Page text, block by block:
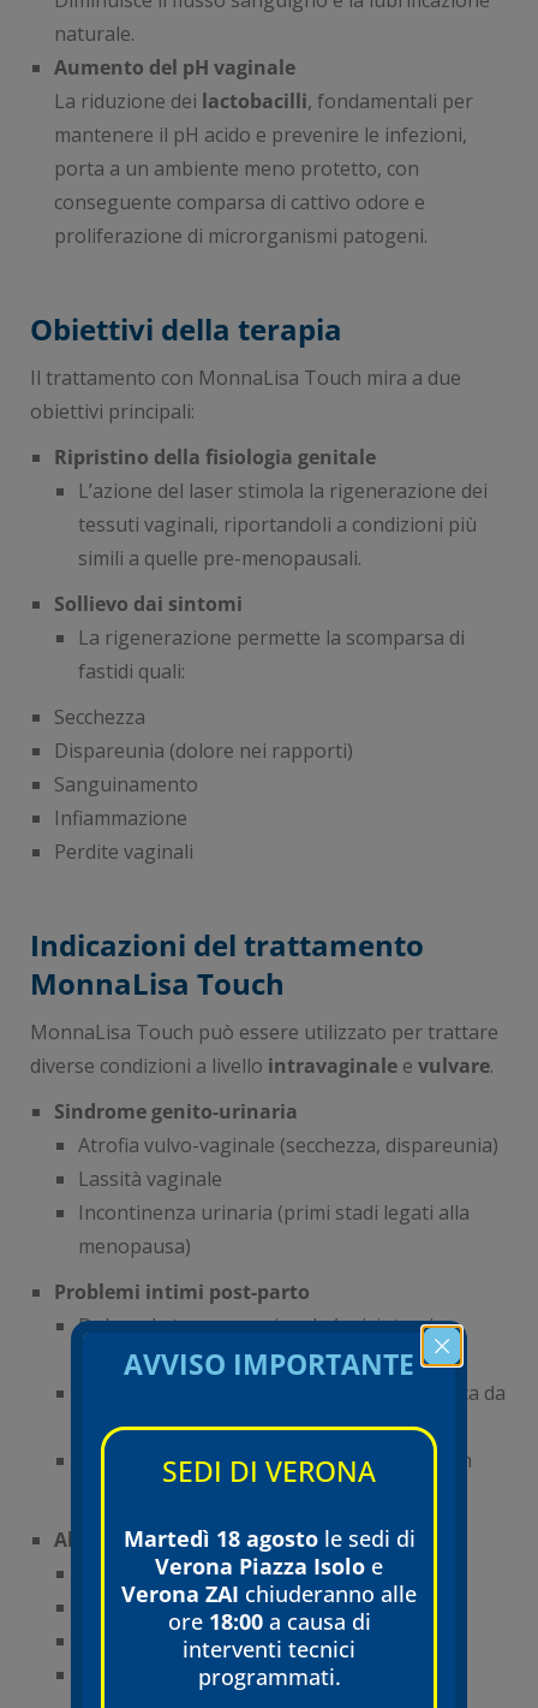
naturale.
Aumento del pH vaginale
La riduzione dei lactobacilli, fondamentali per
mantenere il pH acido e prevenire le infezioni,
porta a un ambiente meno protetto, con
conseguente comparsa di cattivo odore e
proliferazione di microrganismi patogeni.
Obiettivi della terapia
Il trattamento con MonnaLisa Touch mira a due
obiettivi principali:
Ripristino della fisiologia genitale
L’azione del laser stimola la rigenerazione dei
tessuti vaginali, riportandoli a condizioni più
simili a quelle pre-menopausali.
Sollievo dai sintomi
La rigenerazione permette la scomparsa di
fastidi quali:
Secchezza
Dispareunia (dolore nei rapporti)
Sanguinamento
Infiammazione
Perdite vaginali
Indicazioni del trattamento
MonnaLisa Touch
MonnaLisa Touch può essere utilizzato per trattare
diverse condizioni a livello intravaginale e vulvare.
Sindrome genito-urinaria
Atrofia vulvo-vaginale (secchezza, dispareunia)
Lassità vaginale
Incontinenza urinaria (primi stadi legati alla
menopausa)
Problemi intimi post-parto
Dolore da trauma perineale (episiotomia,
lacerazioni, parto strumentale)
Atrofia vaginale post-parto (vaginite atrofica da
allattamento)
Lassità o rilassamento vaginale, spesso con
Altre indicazioni
Vescica iperattiva (urgenza minzionale)
Prolasso e lassità vaginale
Lichen sclerosus
Sbiancamento vulvare
AVVISO IMPORTANTE
SEDI DI VERONA
Martedì 18 agostole sedi di
Verona Piazza Isolo e
Verona ZAI chiuderanno alle
ore 18:00a causa di
interventi tecnici
programmati.